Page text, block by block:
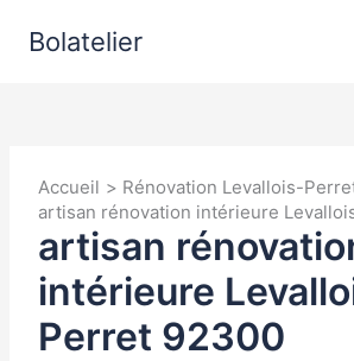
Bolatelier
Accueil
Rénovation Levallois-
artisan rénovation intérieure
artisan
intérieure
Perret 92300